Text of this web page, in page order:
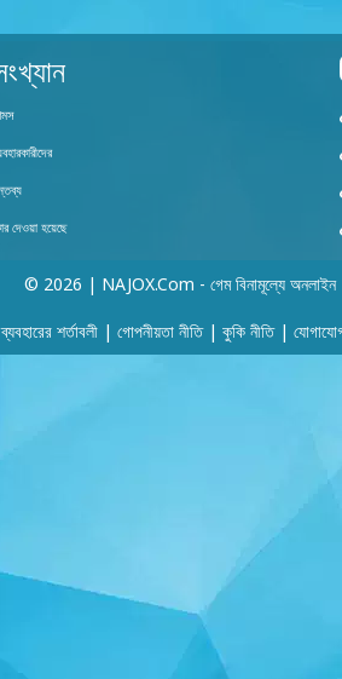
© 2026 | NAJOX.com - গেম বিনামূল্যে অনলাইন
ব্যবহারের শর্তাবলী | গোপনীয়তা নীতি| কুকি নীতি|